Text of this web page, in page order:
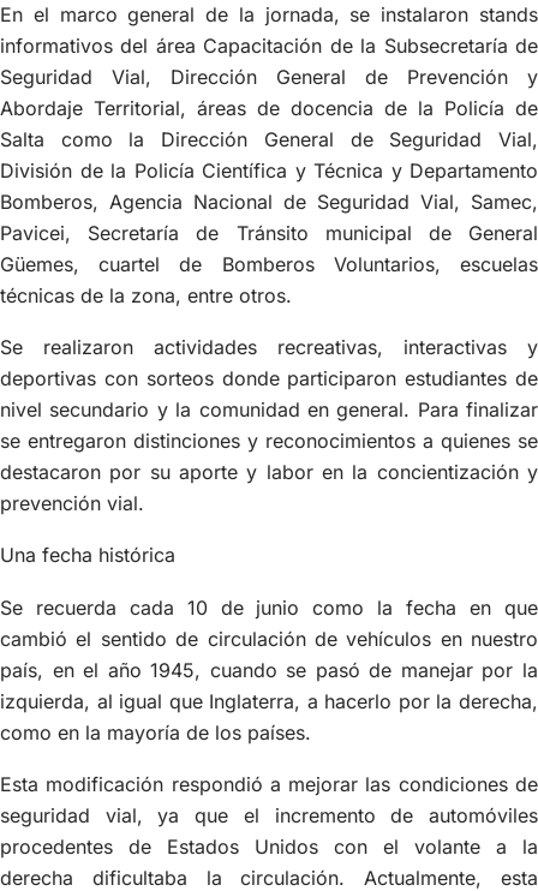
En el marco general de la jornada, se instalaron stands
informativos del área Capacitación de la Subsecretaría de
Seguridad Vial, Dirección General de Prevención y
Abordaje Territorial, áreas de docencia de la Policía de
Salta como la Dirección General de Seguridad Vial,
División de la Policía Científica y Técnica y Departamento
Bomberos, Agencia Nacional de Seguridad Vial, Samec,
Pavicei, Secretaría de Tránsito municipal de General
Güemes, cuartel de Bomberos Voluntarios, escuelas
técnicas de la zona, entre otros.
Se realizaron actividades recreativas, interactivas y
deportivas con sorteos donde participaron estudiantes de
nivel secundario y la comunidad en general. Para finalizar
se entregaron distinciones y reconocimientos a quienes se
destacaron por su aporte y labor en la concientización y
prevención vial.
Una fecha histórica
Se recuerda cada 10 de junio como la fecha en que
cambió el sentido de circulación de vehículos en nuestro
país, en el año 1945, cuando se pasó de manejar por la
izquierda, al igual que Inglaterra, a hacerlo por la derecha,
como en la mayoría de los países.
Esta modificación respondió a mejorar las condiciones de
seguridad vial, ya que el incremento de automóviles
procedentes de Estados Unidos con el volante a la
derecha dificultaba la circulación. Actualmente, esta